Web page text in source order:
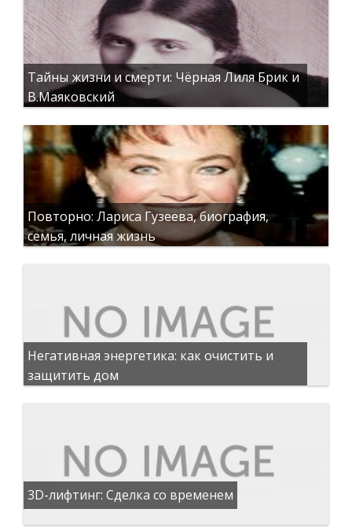
Тайны жизни и смерти: Чёрная Лиля Брик и
В.Маяковский
Повторно: Лариса Гузеева, биография,
семья, личная жизнь
Негативная энергетика: как очистить и
защитить дом
3D-лифтинг: Сделка со временем